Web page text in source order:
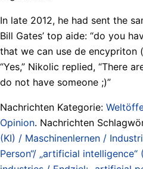
In late 2012, he had sent the
Bill Gates’ top aide: “do you
that we can use de encypriton
“Yes,” Nikolic replied, “There
do not have someone ;)”
Nachrichten Kategorie:
Opinion. Nachrichten
(KI) / Maschinenlernen /
Person“/ „artificial